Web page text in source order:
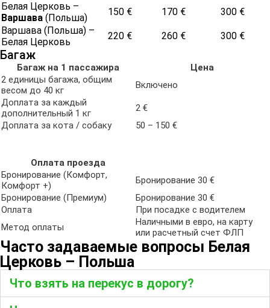
Белая Церковь –
Варшава (Польша)
150 € 170 €
300 €
Варшава (Польша) –
Белая Церковь
220 € 260 € 300 €
Багаж
Багаж на 1 пассажира
Цена
2 единицы багажа, общим
весом до 40 кг
Включено
Доплата за каждый
дополнительный 1 кг
2 €
Доплата за кота / собаку
50 – 150 €
Оплата проезда
Бронирование (Комфорт,
Комфорт +)
Бронирование 30 €
Бронирование (Премиум)
Бронирование 30 €
Оплата
При посадке с водителем
Метод оплаты
Наличными в евро, на карту
или расчетный счет ФЛП
Часто задаваемые вопросы Белая
Церковь – Польша
Что взять на перекус в дорогу?